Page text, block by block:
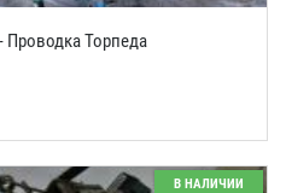
Проводка Торпеда
В НАЛИЧИИ